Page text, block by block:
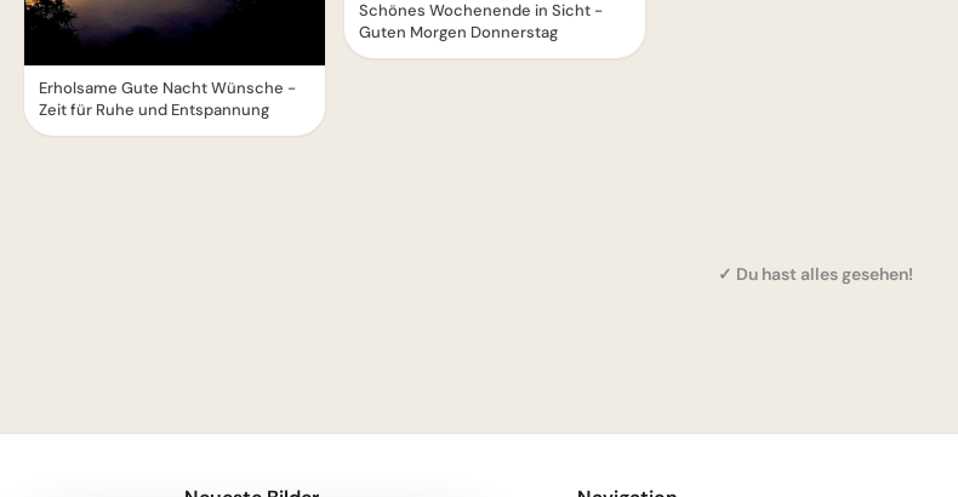
Erholsame Gute Nacht Wünsche -
Zeit für Ruhe und Entspannung
Schönes Wochenende in Sicht -
Guten Morgen Donnerstag
✓ Du hast alles gesehen!